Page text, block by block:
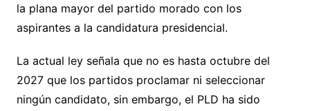
la plana mayor del partido morado con los
aspirantes a la candidatura presidencial.
La actual ley señala que no es hasta octubre del
2027 que los partidos proclamar ni seleccionar
ningún candidato, sin embargo, el PLD ha sido